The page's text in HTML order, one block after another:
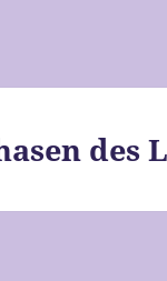
des